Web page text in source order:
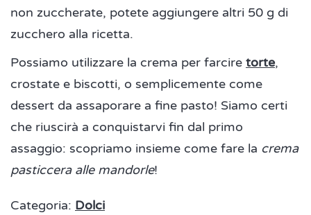
non zuccherate, potete aggiungere altri 50 g di
zucchero alla ricetta.
Possiamo utilizzare la crema per farcire torte,
crostate e biscotti, o semplicemente come
dessert da assaporare a fine pasto! Siamo certi
che riuscirà a conquistarvi fin dal primo
assaggio: scopriamo insieme come fare la crema
pasticcera alle mandorle!
Categoria: Dolci